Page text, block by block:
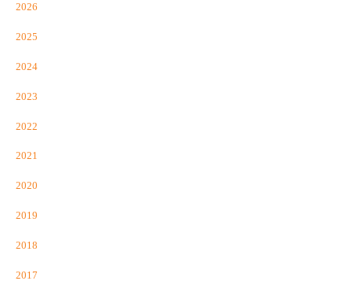
2026
2025
2024
2023
2022
2021
2020
2019
2018
2017